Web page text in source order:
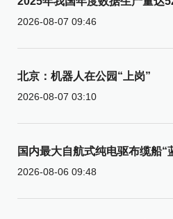
2026-08-07 09:46
北京：机器人在公园“上岗”
2026-08-07 03:10
国内最大自航式纯电驱布缆船“
2026-08-06 09:48